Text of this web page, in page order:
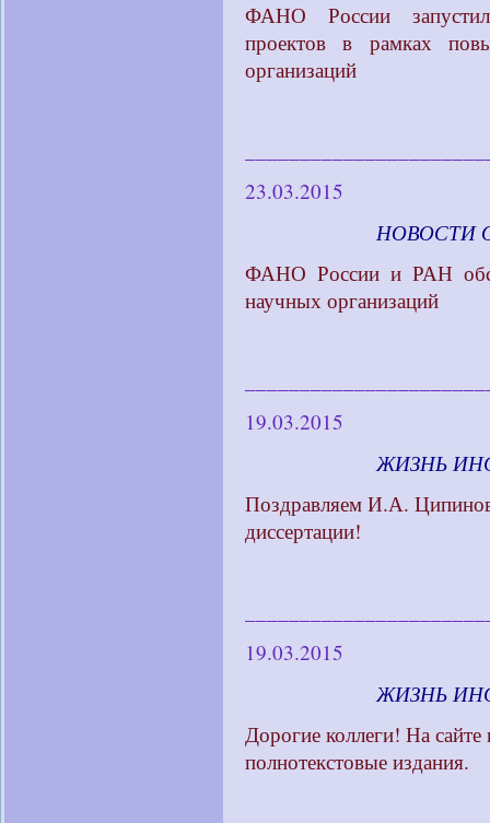
ФАНО России
проектов в рамках
организаций
23.03.2015
НОВОСТИ
ФАНО России и РАН
научных организаций
19.03.2015
ЖИЗНЬ
Поздравляем И.А.
диссертации!
19.03.2015
ЖИЗНЬ
Дорогие коллеги! На
полнотекстовые издания.